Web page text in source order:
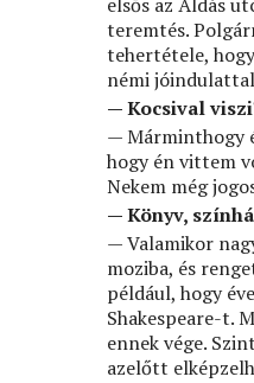
elsős az Áldás
teremtés.
tehertétele,
némi
— Kocsival
— Márminthogy
hogy én vittem
Nekem még
— Könyv,
— Valamikor
moziba, és
például, hogy
Shakespeare-t.
ennek vége.
azelőtt